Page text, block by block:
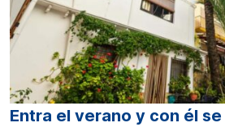
Entra el verano y con él